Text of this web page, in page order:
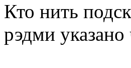
Кто нить
рэдми